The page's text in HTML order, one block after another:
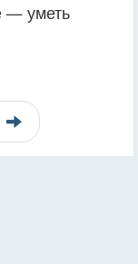
— уметь